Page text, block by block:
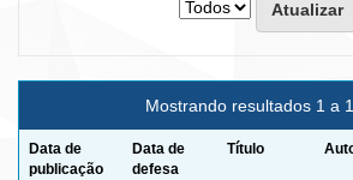
Mostrando resultados 1 a
Data de
publicação
Data de
defesa
Título